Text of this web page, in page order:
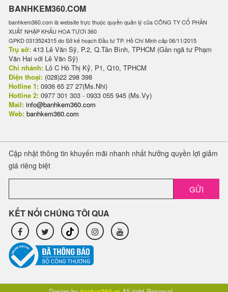
BANHKEM360.COM
banhkem360.com là website trực thuộc quyền quản lý của CÔNG TY CỔ PHẦN
XUẤT NHẬP KHẨU HOA TƯƠI 360
GPKD 0313524315 do Sở kế hoạch Đầu tư TP. Hồ Chí Minh cấp 06/11/2015
Trụ sở: 413 Lê Văn Sỹ, P.2, Q.Tân Bình, TPHCM (Gần ngã tư Phạm
Văn Hai với Lê Văn Sỹ)
Chi nhánh: Lô C Hồ Thị Kỷ, P1, Q10, TPHCM
Điện thoại: (028)22 298 398
Hotline 1: 0936 65 27 27(Ms.Nhi)
Hotline 2: 0977 301 303 - 0933 055 945 (Ms.Vy)
Mail: info@banhkem360.com
Web: banhkem360.com
Cập nhật thông tin khuyến mãi nhanh nhất hưởng quyền lợi giảm
giá riêng biệt
GỬI
KẾT NỐI CHÚNG TÔI QUA